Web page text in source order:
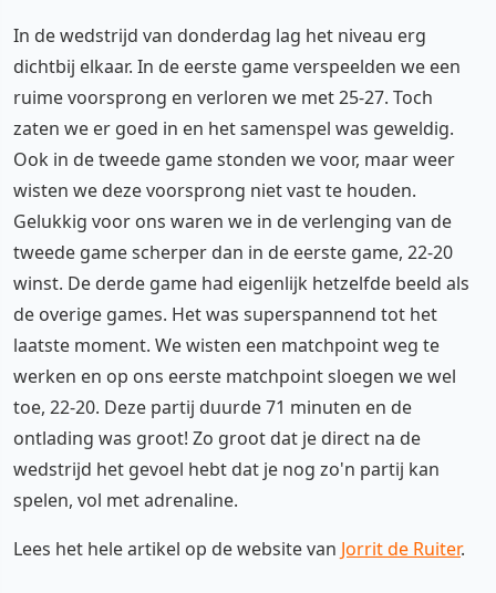
In de wedstrijd van donderdag lag het niveau erg
dichtbij elkaar. In de eerste game verspeelden we een
ruime voorsprong en verloren we met 25-27. Toch
zaten we er goed in en het samenspel was geweldig.
Ook in de tweede game stonden we voor, maar weer
wisten we deze voorsprong niet vast te houden.
Gelukkig voor ons waren we in de verlenging van de
tweede game scherper dan in de eerste game, 22-20
winst. De derde game had eigenlijk hetzelfde beeld als
de overige games. Het was superspannend tot het
laatste moment. We wisten een matchpoint weg te
werken en op ons eerste matchpoint sloegen we wel
toe, 22-20. Deze partij duurde 71 minuten en de
ontlading was groot! Zo groot dat je direct na de
wedstrijd het gevoel hebt dat je nog zo'n partij kan
spelen, vol met adrenaline.
Lees het hele artikel op de website van Jorrit de Ruiter.